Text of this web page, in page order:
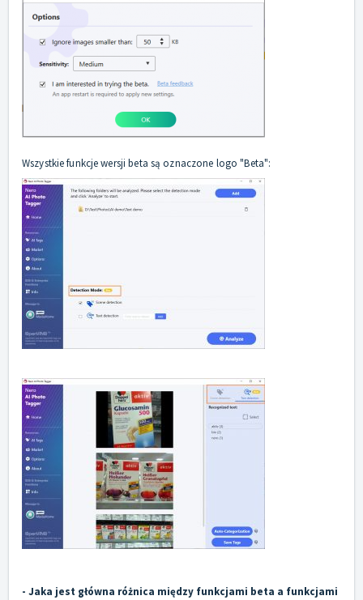
Wszystkie funkcje wersji beta są oznaczone logo "Beta":
- Jaka jest główna różnica między funkcjami beta a funkcjami